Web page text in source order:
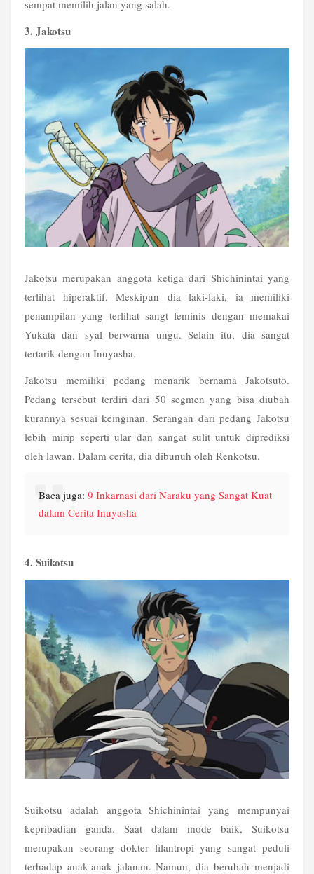
sempat memilih jalan yang salah.
3. Jakotsu
Jakotsu merupakan anggota ketiga dari Shichinintai yang
terlihat hiperaktif. Meskipun dia laki-laki, ia memiliki
penampilan yang terlihat sangt feminis dengan memakai
Yukata dan syal berwarna ungu. Selain itu, dia sangat
tertarik dengan Inuyasha.
Jakotsu memiliki pedang menarik bernama Jakotsuto.
Pedang tersebut terdiri dari 50 segmen yang bisa diubah
kurannya sesuai keinginan. Serangan dari pedang Jakotsu
lebih mirip seperti ular dan sangat sulit untuk diprediksi
oleh lawan. Dalam cerita, dia dibunuh oleh Renkotsu.
Baca juga: 9 Inkarnasi dari Naraku yang Sangat Kuat
dalam Cerita Inuyasha
4. Suikotsu
Suikotsu adalah anggota Shichinintai yang mempunyai
kepribadian ganda. Saat dalam mode baik, Suikotsu
merupakan seorang dokter filantropi yang sangat peduli
terhadap anak-anak jalanan. Namun, dia berubah menjadi